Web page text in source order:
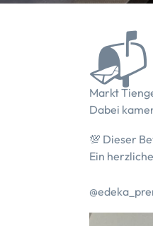
📬
Markt
Dabei
💯 Dieser
Ein